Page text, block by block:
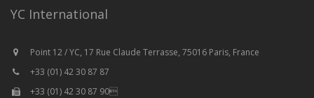
YC International
Point 12 / YC, 17 Rue Claude Terrasse, 75016 Paris, France
+33 (01) 42 30 87 87
+33 (01) 42 30 87 90